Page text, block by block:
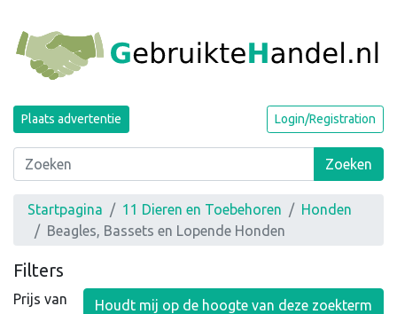
Plaats advertentie Login/Registration
Zoeken
Startpagina 11 Dieren en Toebehoren
Honden
Beagles, Bassets en Lopende Honden
Filters
Houdt mij op de hoogte van deze zoekterm
Prijs van